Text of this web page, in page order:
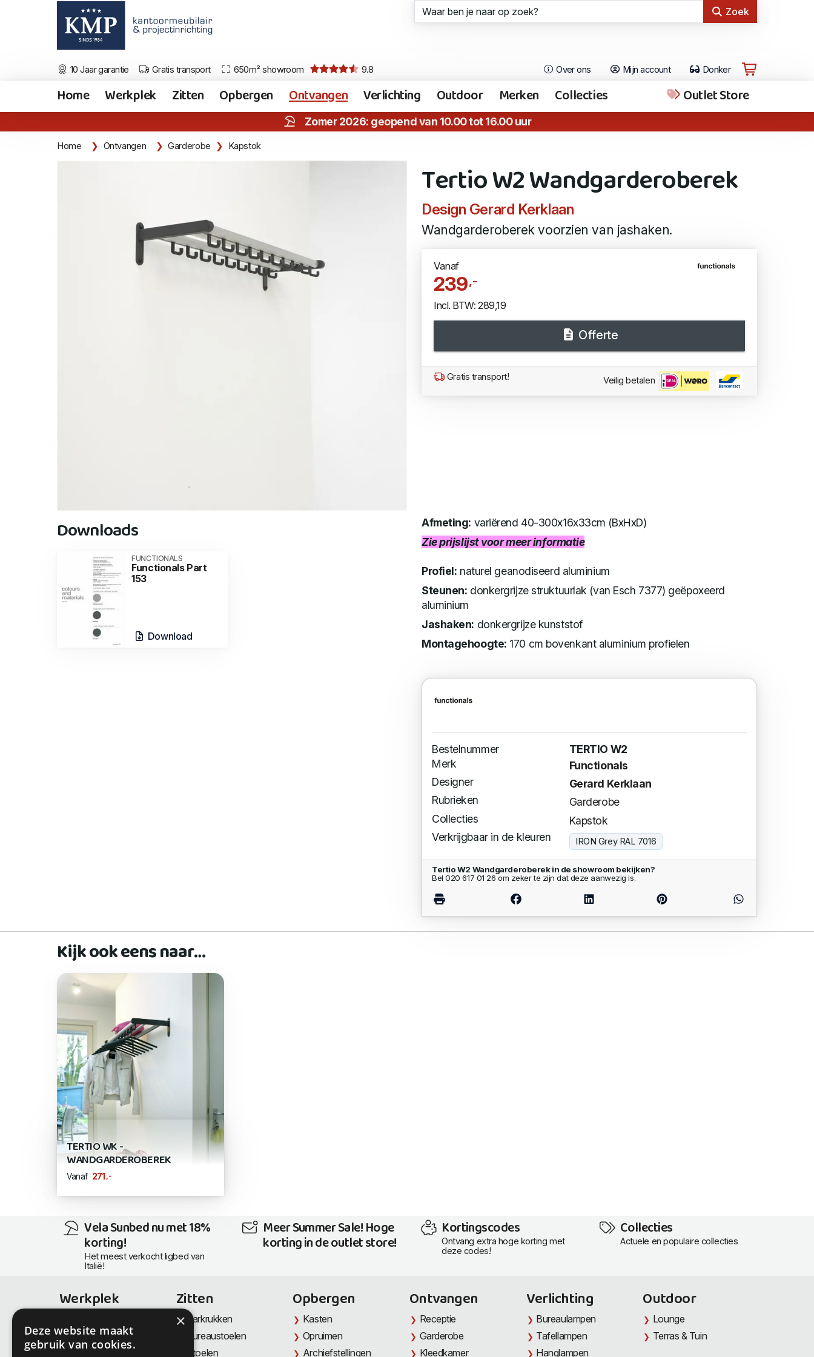
Zoek
10 Jaar garantie Gratis transport 650m² showroom 9.8 Over ons Mijn account Donker
Home Werkplek Zitten Opbergen Ontvangen Verlichting Outdoor Merken Collecties Outlet Store
Zomer 2026: geopend van 10.00 tot 16.00 uur
Home Ontvangen Garderobe Kapstok
Tertio W2 Wandgarderoberek
Design Gerard Kerklaan
Wandgarderoberek voorzien van jashaken.
Vanaf
239,-
Incl. BTW: 289,19
Offerte
Gratis transport! Veilig betalen
Downloads
FUNCTIONALS
Functionals Part
153
Download
Afmeting: variërend 40-300x16x33cm (BxHxD)
Zie prijslijst voor meer informatie
Profiel: naturel geanodiseerd aluminium
Steunen: donkergrijze struktuurlak (van Esch 7377) geëpoxeerd
aluminium
Jashaken: donkergrijze kunststof
Montagehoogte: 170 cm bovenkant aluminium profielen
Bestelnummer
TERTIO W2
Merk
Functionals
Designer
Gerard Kerklaan
Rubrieken
Garderobe
Collecties
Kapstok
Verkrijgbaar in de kleuren
IRON Grey RAL 7016
Tertio W2 Wandgarderoberek in de showroom bekijken?
Bel 020 617 01 26 om zeker te zijn dat deze aanwezig is.
Kijk ook eens naar…
TERTIO WK -
WANDGARDEROBEREK
Vanaf 271 ,-
Vela Sunbed nu met 18%
korting!
Het meest verkocht ligbed van
Italië!
Meer Summer Sale! Hoge
korting in de outlet store!
Kortingscodes
Ontvang extra hoge korting met
deze codes!
Collecties
Actuele en populaire collecties
Werkplek
Thuiswerkplek
Zitten
Barkrukken
Bureaustoelen
Stoelen
Opbergen
Kasten
Opruimen
Archiefstellingen
Ontvangen
Receptie
Garderobe
Kleedkamer
Verlichting
Bureaulampen
Tafellampen
Hanglampen
Outdoor
Lounge
Terras & Tuin
×
Deze website maakt
gebruik van cookies.